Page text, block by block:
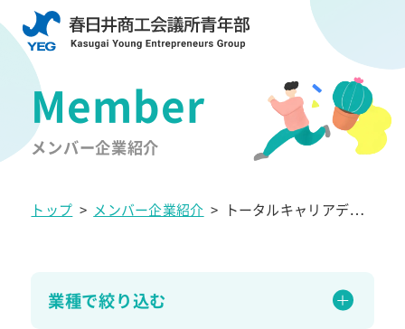
メンバー企業紹介
トップ > メンバー企業紹介 > トータルキャリアデザ
業種で絞り込む